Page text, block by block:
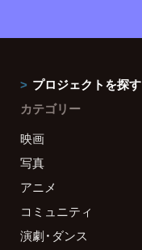
プロジェクトを探す
カテゴリー
映画
写真
アニメ
コミュニティ
演劇・ダンス